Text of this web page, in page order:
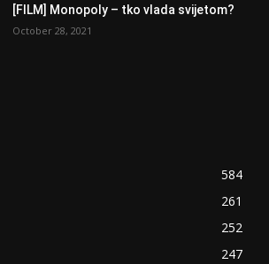
[FILM] Monopoly – tko vlada svijetom?
October 28, 2021
584
261
252
247